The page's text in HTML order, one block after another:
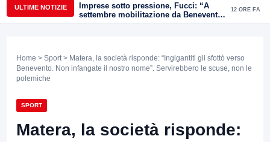
ULTIME NOTIZIE
Imprese sotto pressione, Fucci: “A
settembre mobilitazione da Benevento
e Avellino”
12 ORE FA
Home > Sport > Matera, la società risponde: “Ingigantiti gli sfottò verso
Benevento. Non infangate il nostro nome”. Servirebbero le scuse, non le
polemiche
SPORT
Matera, la società risponde: